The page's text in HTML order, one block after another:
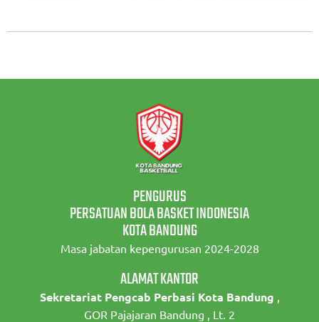
PENGURUS
PERSATUAN BOLA BASKET INDONESIA
KOTA BANDUNG
Masa jabatan kepengurusan 2024-2028
ALAMAT KANTOR
Sekretariat Pengcab Perbasi Kota Bandung
GOR Pajajaran Bandung , Lt. 2